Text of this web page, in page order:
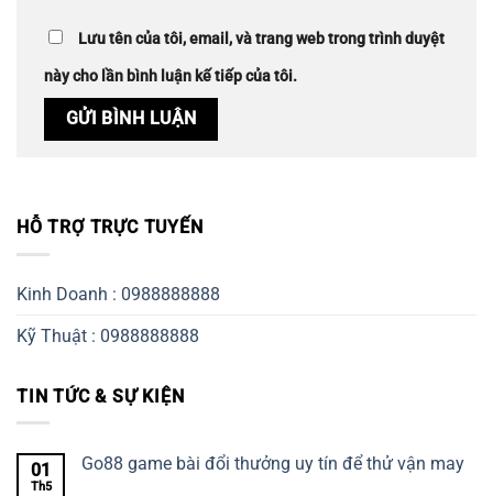
Lưu tên của tôi, email, và trang web trong trình duyệt
này cho lần bình luận kế tiếp của tôi.
HỖ TRỢ TRỰC TUYẾN
Kinh Doanh : 0988888888
Kỹ Thuật : 0988888888
TIN TỨC & SỰ KIỆN
01
Th5
Go88 game bài đổi thưởng uy tín để thử vận may